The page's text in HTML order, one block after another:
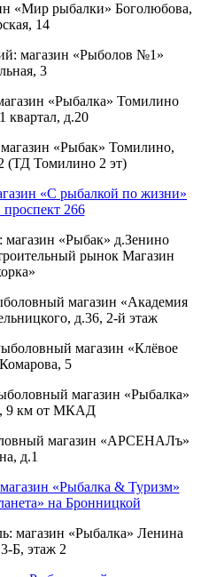
«Мир рыбалки» Боголюбова,
14
магазин «Рыболов №1»
3
«Рыбалка» Томилино
квартал, д.20
«Рыбак» Томилино,
(ТД Томилино 2 эт)
«С рыбалкой по жизни»
266
«Рыбак» д.Зенино
рынок Магазин
магазин «Академия
д.36, 2-й этаж
магазин «Клёвое
5
магазин «Рыбалка»
9 км от МКАД
магазин «АРСЕНАЛъ»
д.1
магазин «Рыбалка & Туризм»
на Бронницкой
магазин «Рыбалка» Ленина
Б, этаж 2